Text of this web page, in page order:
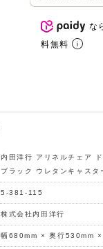
な
料無料
内田洋行 アリネルチェア
ブラック ウレタンキャス
5-381-115
株式会社内田洋行
幅680mm × 奥行530mm